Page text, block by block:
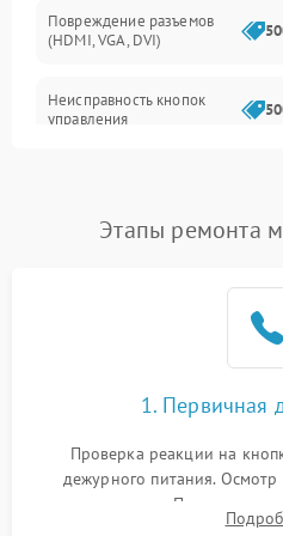
Повреждение разъемов
(HDMI, VGA, DVI)
Неисправность кнопок
управления
Повреждение кабеля
Поломка системы
автоматического
Неисправность системы
Этапы ремонта
1. Первичная
Проверка реакции на
дежурного питания.
повреждения.
изображения, работы